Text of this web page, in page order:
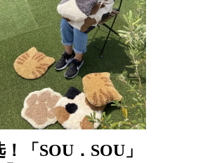
「SOU．SOU」